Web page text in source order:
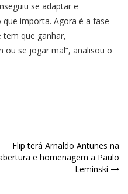
se adaptar e
importa. Agora é a fase
tem que ganhar,
ou se jogar mal”, analisou o
Flip terá Arnaldo Antunes na
e homenagem a Paulo
Leminski